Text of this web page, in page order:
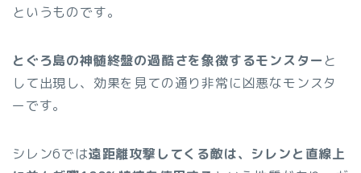
というものです。
とぐろ島の神髄終盤の過酷さを象徴するモンスター と
して出現し、効果を見ての通り非常に凶悪なモンスタ
ーです。
シレン6では遠距離攻撃してくる敵は、シレンと直線上